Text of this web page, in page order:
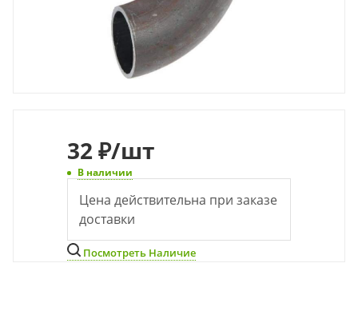
32 ₽/шт
В наличии
Цена действительна при заказе
доставки
Посмотреть Наличие